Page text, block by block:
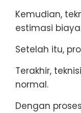
Kemudian,
estimasi
Setelah itu,
Terakhir,
normal.
Dengan